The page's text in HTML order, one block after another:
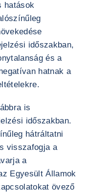
hatások
időszakban,
és a
hatnak a
is
időszakban.
hátráltatni
visszafogja a
a
Egyesült Államok
övező